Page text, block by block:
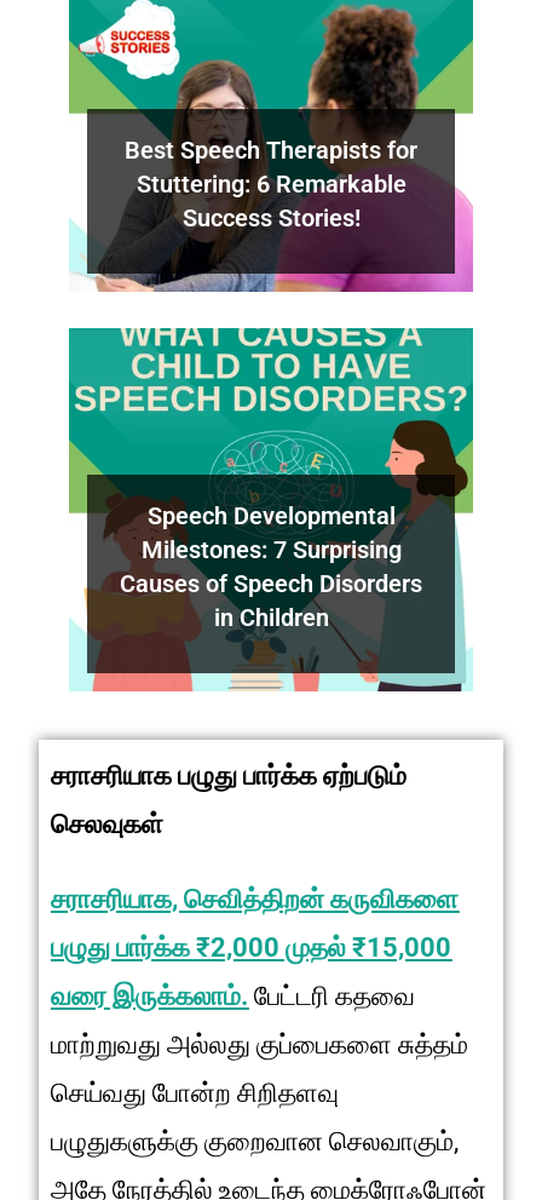
Best Speech Therapists for
Stuttering: 6 Remarkable
Success Stories!
Speech Developmental
Milestones: 7 Surprising
Causes of Speech Disorders
in Children
சராசரியாக பழுது பார்க்க ஏற்படும்
செலவுகள்
சராசரியாக, செவித்திறன் கருவிகளை
பழுது பார்க்க ₹2,000 முதல் ₹15,000
வரை இருக்கலாம். பேட்டரி கதவை
மாற்றுவது அல்லது குப்பைகளை சுத்தம்
செய்வது போன்ற சிறிதளவு
பழுதுகளுக்கு குறைவான செலவாகும்,
அதே நேரத்தில் உடைந்த மைக்ரோஃபோன்